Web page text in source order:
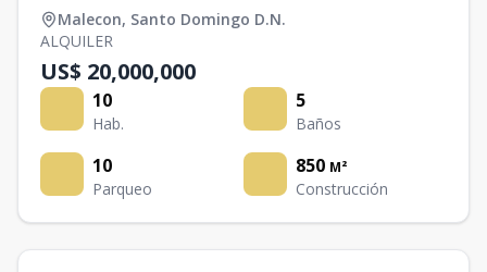
Malecon, Santo Domingo D.N.
ALQUILER
US$ 20,000,000
10
Hab.
5
Baños
10
Parqueo
850 M²
Construcción